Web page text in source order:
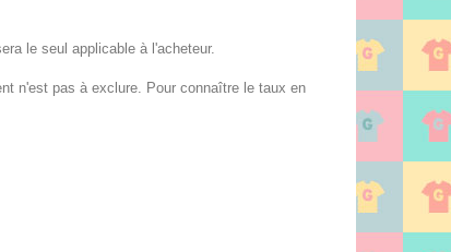
le seul applicable à l'acheteur.
n'est pas à exclure. Pour connaître le taux en